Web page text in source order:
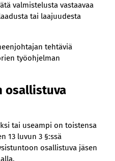
valmistelusta vastaavaa
tai laajuudesta
tehtäviä
työohjelman
osallistuva
tai useampi on toistensa
13 luvun 3 §:ssä
osallistuva jäsen